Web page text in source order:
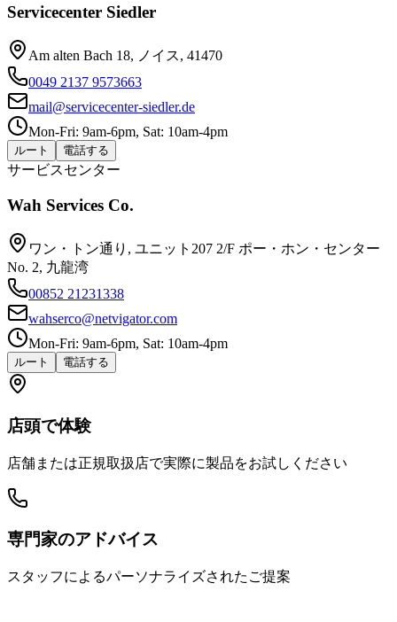
Servicecenter Siedler
Am alten Bach 18, ノイス, 41470
0049 2137 9573663
mail@servicecenter-siedler.de
Mon-Fri: 9am-6pm, Sat: 10am-4pm
ルート 電話する
サービスセンター
Wah Services Co.
ワン・トン通り, ユニット207 2/F ポー・ホン・センター
No. 2, 九龍湾
00852 21231338
wahserco@netvigator.com
Mon-Fri: 9am-6pm, Sat: 10am-4pm
ルート 電話する
店頭で体験
店舗または正規取扱店で実際に製品をお試しください
専門家のアドバイス
スタッフによるパーソナライズされたご提案